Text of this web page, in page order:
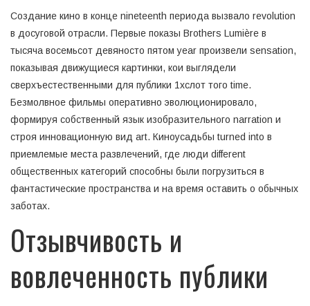
Создание кино в конце nineteenth периода вызвало revolution
в досуговой отрасли. Первые показы Brothers Lumière в
тысяча восемьсот девяносто пятом year произвели sensation,
показывая движущиеся картинки, кои выглядели
сверхъестественными для публики 1хслот того time.
Безмолвное фильмы оперативно эволюционировало,
формируя собственный язык изобразительного narration и
строя инновационную вид art. Киноусадьбы turned into в
приемлемые места развлечений, где люди different
общественных категорий способны были погрузиться в
фантастические пространства и на время оставить о обычных
заботах.
Отзывчивость и
вовлеченность публики